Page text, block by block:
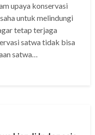
upaya konservasi
untuk melindungi
tetap terjaga
satwa tidak bisa
satwa…